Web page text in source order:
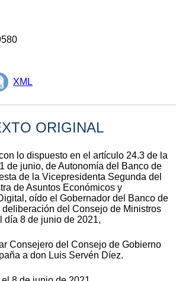
XML
ORIGINAL
lo dispuesto en el artículo 24.3 de la
de junio, de Autonomía del Banco de
de la Vicepresidenta Segunda del
de Asuntos Económicos y
oído el Gobernador del Banco de
deliberación del Consejo de Ministros
día 8 de junio de 2021,
Consejero del Consejo de Gobierno
a don Luis Servén Díez.